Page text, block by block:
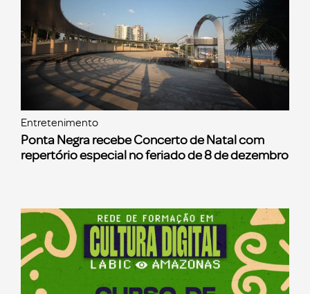
Entretenimento
Ponta Negra recebe Concerto de Natal com
repertório especial no feriado de 8 de dezembro